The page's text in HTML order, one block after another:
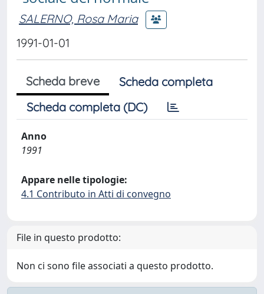
SALERNO, Rosa Maria
1991-01-01
Scheda breve
Scheda completa
Scheda completa (DC)
Anno
1991
Appare nelle tipologie:
4.1 Contributo in Atti di convegno
File in questo prodotto:
Non ci sono file associati a questo prodotto.